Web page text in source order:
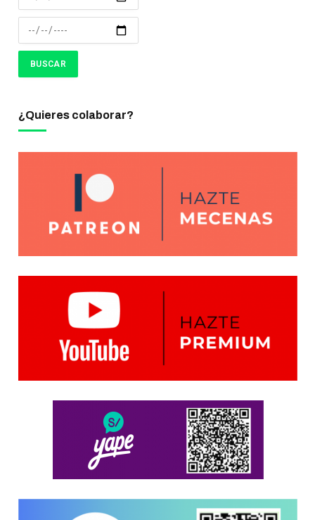
¿Quieres colaborar?